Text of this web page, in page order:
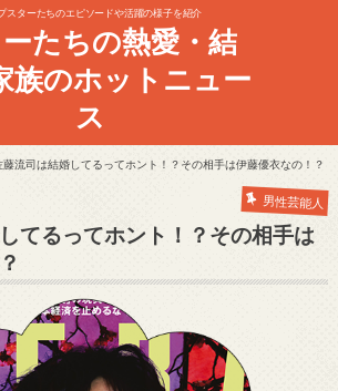
スターたちのエピソードや活躍の様子を紹介
たちの熱愛・結
族のホットニュー
ス
藤流司は結婚してるってホント！？その相手は伊藤優衣なの！？
男性芸能人
てるってホント！？その相手は